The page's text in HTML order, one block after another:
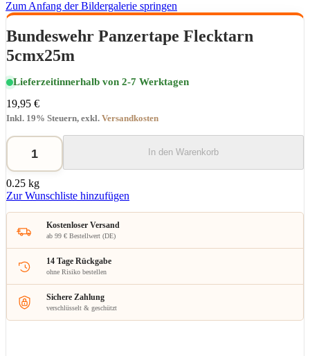
Zum Anfang der Bildergalerie springen
Bundeswehr Panzertape Flecktarn
5cmx25m
Lieferzeitinnerhalb von 2-7 Werktagen
19,95 €
Inkl. 19% Steuern, exkl. Versandkosten
In den Warenkorb
0.25 kg
Zur Wunschliste hinzufügen
Kostenloser Versand
ab 99 € Bestellwert (DE)
14 Tage Rückgabe
ohne Risiko bestellen
Sichere Zahlung
verschlüsselt & geschützt